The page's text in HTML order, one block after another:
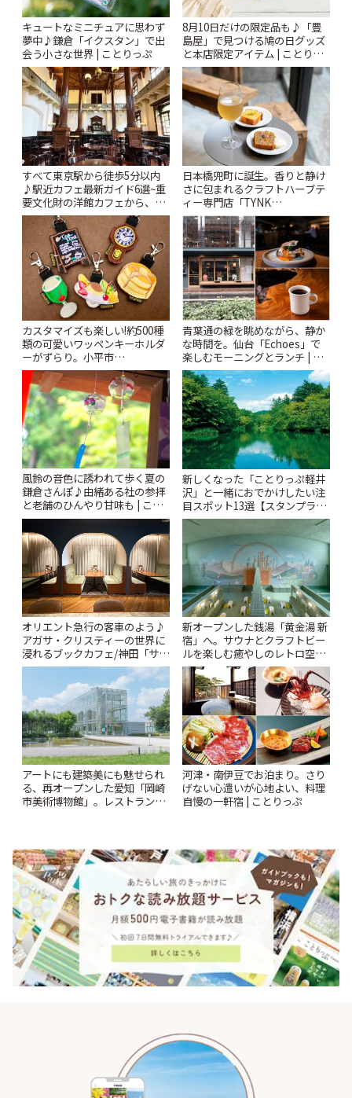
キュートなミニチュアに思わず
夢中♪鎌倉「イクスタン」で出
会う小さな世界 | ことりっぷ
8月10日だけの限定品も♪「豊
島屋」で見つける鳩の日グッズ
と本店限定アイテム | ことりっ
ぷ
すべて東京駅から徒歩5分以内
♪駅近カフェ最新ガイド6選~重
要文化財の洋館カフェから、改
札すぐのレトロ喫茶まで~ | こと
りっぷ
日本橋兜町に誕生。香りと静け
さに包まれるクラフトハーブテ
ィー専門店「TYNK
Kabutocho」 | ことりっぷ
カスタマイズも楽しい!約500種
類の可愛いワッペンキーホルダ
ーがずらり。小平市
「Kimamaya T&K」 | ことりっ
ぷ
青葉通の緑を眺めながら、静か
な時間を。仙台「Echoes」で
楽しむモーニングとランチ | こ
とりっぷ
風鈴の音色に誘われて歩く夏の
鎌倉さんぽ♪由緒ある社の参拝
と老舗のひんやり甘味も | こと
りっぷ
新しくなった「ことりっぷ軽井
沢」と一緒におでかけしたい注
目スポット13選【スタンプラリ
ー開催中】 | ことりっぷ
オリエント急行の客車のよう♪
アガサ・クリスティーの世界に
浸れるブックカフェ/神田「サロ
ンクリスティ」 | ことりっぷ
新オープンした銭湯「黄金湯 新
宿」へ。サウナとクラフトビー
ルを楽しむ癒やしのレトロ空間
| ことりっぷ
アートにも建築美にも魅せられ
る、再オープンした愛知「岡崎
市美術博物館」。レストランや
河津・南伊豆でお泊まり。さり
げない心遣いが心地よい、料理
自慢の一軒宿 | ことりっぷ